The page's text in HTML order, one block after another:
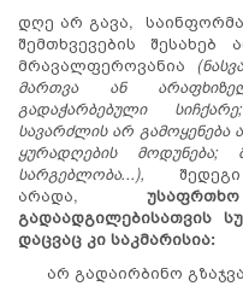
დღე არ გავა,
შემთხვევების
მრავალფეროვანია
მართვა ან
გადაჭარბებული
სავარძლის არ გამოყენება
ყურადღების მოდუნება;
სარგებლობა...),
არადა,
გადაადგილებისათვის
დაცვაც კი საკმარისია:
არ გადაირბინო